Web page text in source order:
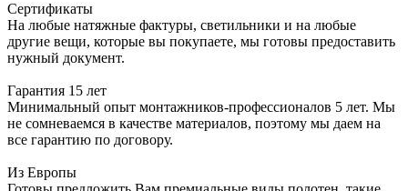
Сертификаты
На любые натяжные фактуры, светильники и на любые
другие вещи, которые вы покупаете, мы готовы предоставить
нужный документ.
Гарантия 15 лет
Минимальный опыт монтажников-профессионалов 5 лет. Мы
не сомневаемся в качестве материалов, поэтому мы даем на
все гарантию по договору.
Из Европы